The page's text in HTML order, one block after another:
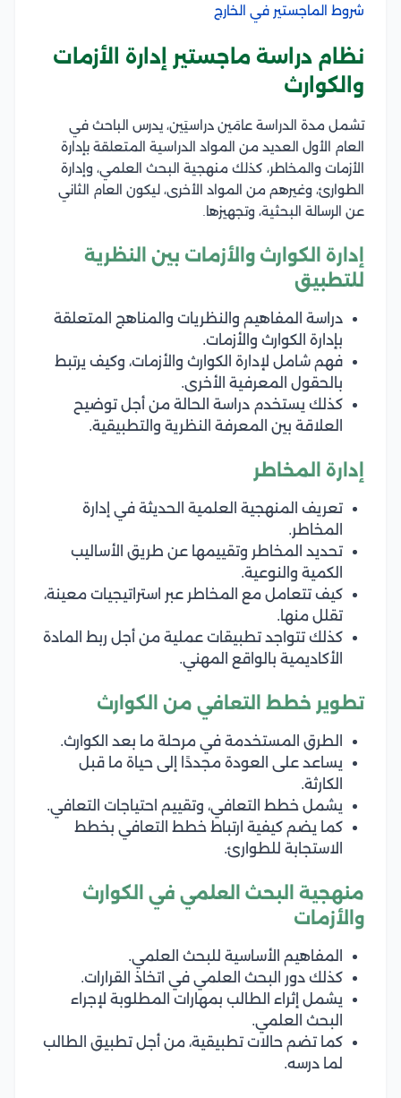
شروط الماجستير في الخارج
نظام دراسة ماجستير إدارة الأزمات
والكوارث
تشمل مدة الدراسة عامَين دراسيَين، يدرس الباحث في
العام الأول العديد من المواد الدراسية المتعلقة بإدارة
الأزمات والمخاطر، كذلك منهجية البحث العلمي، وإدارة
الطوارئ، وغيرهم من المواد الأخرى، ليكون العام الثاني
عن الرسالة البحثية، وتجهيزها.
إدارة الكوارث والأزمات بين النظرية
للتطبيق
دراسة المفاهيم والنظريات والمناهج المتعلقة
بإدارة الكوارث والأزمات.
فهم شامل لإدارة الكوارث والأزمات، وكيف يرتبط
بالحقول المعرفية الأخرى.
كذلك يستخدم دراسة الحالة من أجل توضيح
العلاقة بين المعرفة النظرية والتطبيقية.
إدارة المخاطر
تعريف المنهجية العلمية الحديثة في إدارة
المخاطر.
تحديد المخاطر وتقييمها عن طريق الأساليب
الكمية والنوعية.
كيف تتعامل مع المخاطر عبر استراتيجيات معينة،
تقلل منها.
كذلك تتواجد تطبيقات عملية من أجل ربط المادة
الأكاديمية بالواقع المهني.
تطوير خطط التعافي من الكوارث
الطرق المستخدمة في مرحلة ما بعد الكوارث.
يساعد على العودة مجددًا إلى حياة ما قبل
الكارثة.
يشمل خطط التعافي، وتقييم احتياجات التعافي.
كما يضم كيفية ارتباط خطط التعافي بخطط
الاستجابة للطوارئ.
منهجية البحث العلمي في الكوارث
والأزمات
المفاهيم الأساسية للبحث العلمي.
كذلك دور البحث العلمي في اتخاذ القرارات.
يشمل إثراء الطالب بمهارات المطلوبة لإجراء
البحث العلمي.
كما تضم حالات تطبيقية، من أجل تطبيق الطالب
لما درسه.